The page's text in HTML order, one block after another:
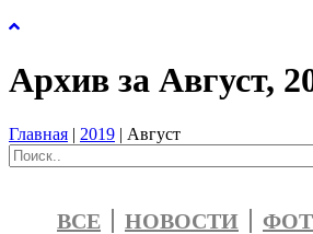
Архив за Август,
Главная | 2019 | Август
ВСЕ НОВОСТИ